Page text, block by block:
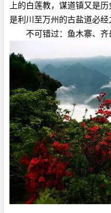
上的白莲教，谋道镇又是
是利川至万州的古盐道必经
不可错过：鱼木寨、齐